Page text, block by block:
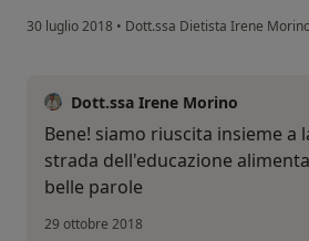
30 luglio 2018 • Dott.ssa Dietista Irene
Dott.ssa Irene Morino
Bene! siamo riuscita insieme a
strada dell'educazione
belle parole
29 ottobre 2018